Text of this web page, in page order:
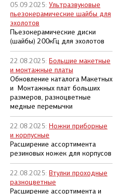
05.09.2025: Ультразвуковые
пьезокерамические шайбы для
эхолотов
Пьезокерамические диски
(шайбы) 200кГц для эхолотов
22.08.2025: Большие макетные
и монтажные платы
Обновление каталога Макетных
и Монтажных плат больших
размеров, разноцветные
медные перемычки
22.08.2025: Ножки приборные
и корпусные
Расширение ассортимента
резиновых ножек для корпусов
22.08.2025: Втулки проходные
разноцветные
Расширение ассортимента и
Q-4221 L - микэ 9,7x
6,7\O\2L\-32\VS9767L32\(CZN-15E)
Цена от:40.8 руб.